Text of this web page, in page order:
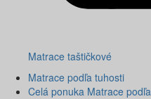
Matrace taštičkové
Matrace podľa tuhosti
Celá ponuka Matrace